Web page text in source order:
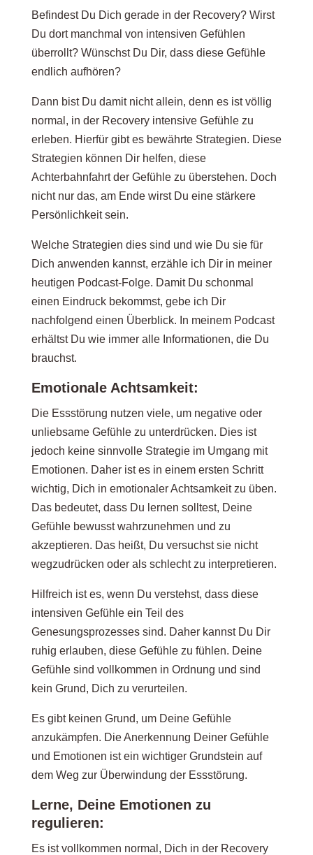
Befindest Du Dich gerade in der Recovery? Wirst
Du dort manchmal von intensiven Gefühlen
überrollt? Wünschst Du Dir, dass diese Gefühle
endlich aufhören?
Dann bist Du damit nicht allein, denn es ist völlig
normal, in der Recovery intensive Gefühle zu
erleben. Hierfür gibt es bewährte Strategien. Diese
Strategien können Dir helfen, diese
Achterbahnfahrt der Gefühle zu überstehen. Doch
nicht nur das, am Ende wirst Du eine stärkere
Persönlichkeit sein.
Welche Strategien dies sind und wie Du sie für
Dich anwenden kannst, erzähle ich Dir in meiner
heutigen Podcast-Folge. Damit Du schonmal
einen Eindruck bekommst, gebe ich Dir
nachfolgend einen Überblick. In meinem Podcast
erhältst Du wie immer alle Informationen, die Du
brauchst.
Emotionale Achtsamkeit:
Die Essstörung nutzen viele, um negative oder
unliebsame Gefühle zu unterdrücken. Dies ist
jedoch keine sinnvolle Strategie im Umgang mit
Emotionen. Daher ist es in einem ersten Schritt
wichtig, Dich in emotionaler Achtsamkeit zu üben.
Das bedeutet, dass Du lernen solltest, Deine
Gefühle bewusst wahrzunehmen und zu
akzeptieren. Das heißt, Du versuchst sie nicht
wegzudrücken oder als schlecht zu interpretieren.
Hilfreich ist es, wenn Du verstehst, dass diese
intensiven Gefühle ein Teil des
Genesungsprozesses sind. Daher kannst Du Dir
ruhig erlauben, diese Gefühle zu fühlen. Deine
Gefühle sind vollkommen in Ordnung und sind
kein Grund, Dich zu verurteilen.
Es gibt keinen Grund, um Deine Gefühle
anzukämpfen. Die Anerkennung Deiner Gefühle
und Emotionen ist ein wichtiger Grundstein auf
dem Weg zur Überwindung der Essstörung.
Lerne, Deine Emotionen zu
regulieren:
Es ist vollkommen normal, Dich in der Recovery